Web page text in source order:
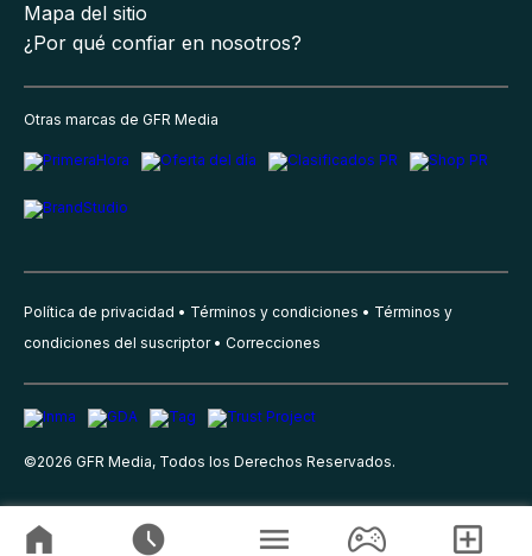
Mapa del sitio
¿Por qué confiar en nosotros?
Otras marcas de GFR Media
Política de privacidad Términos y condiciones
Términos y
condiciones del suscriptor
Correcciones
©2026 GFR Media, Todos los Derechos Reservados.